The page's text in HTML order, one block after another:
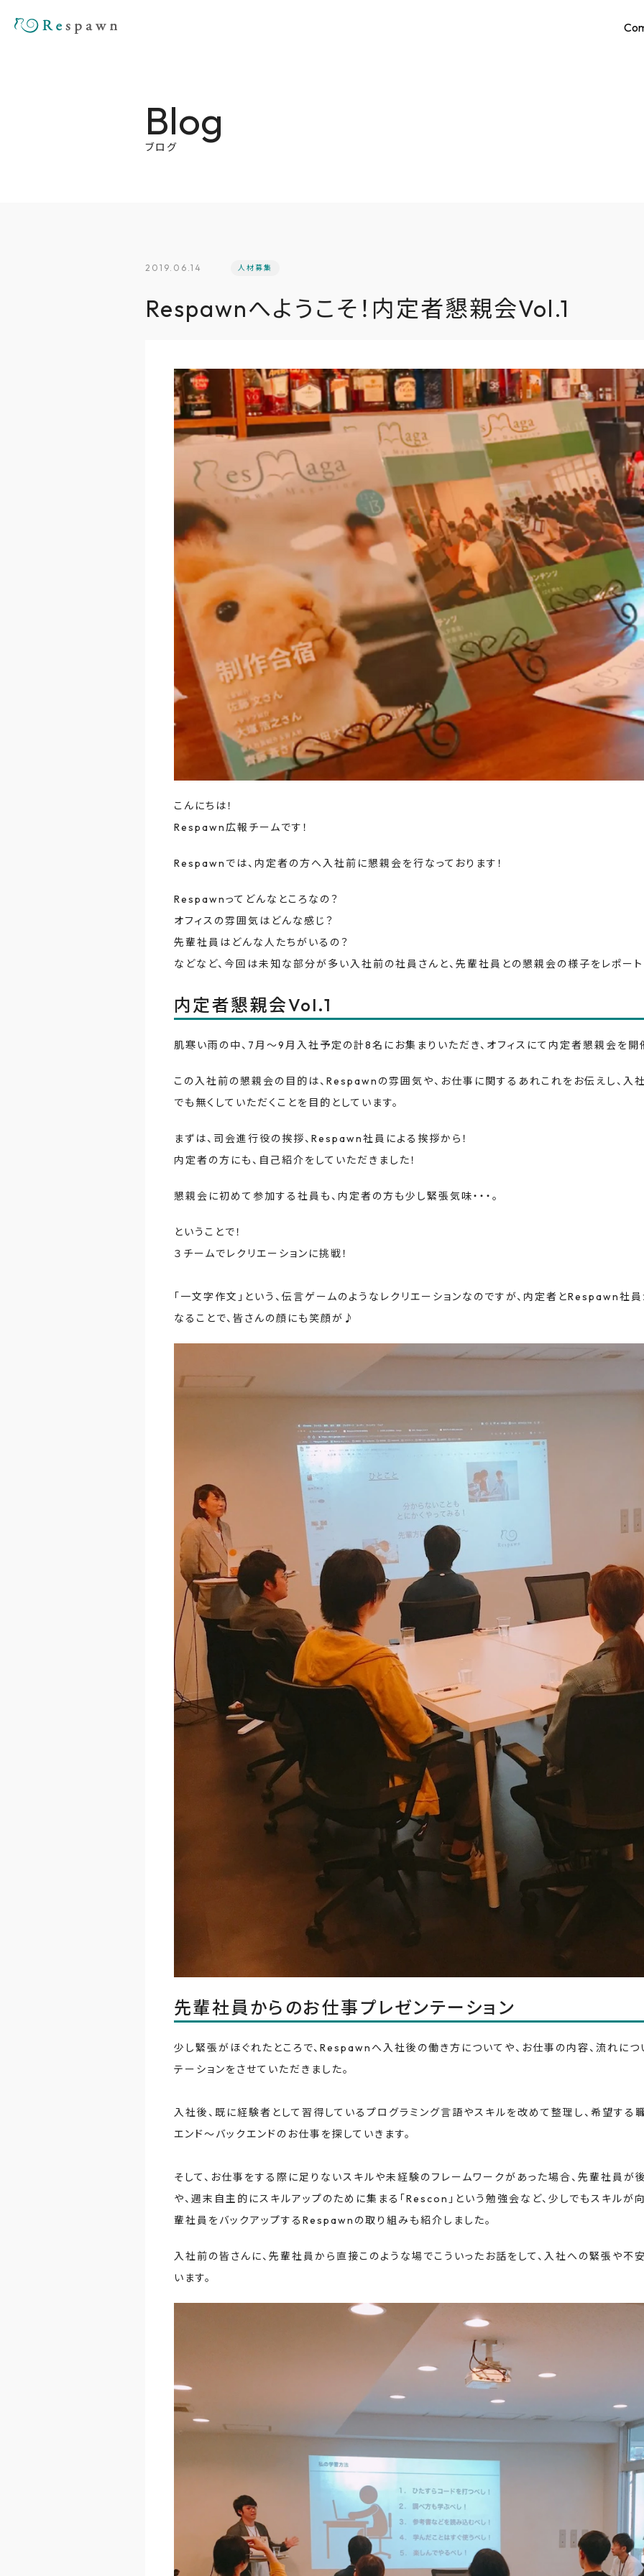
Blog
ブログ
2019.06.14 人材募集
Respawnへようこそ！内定者懇親会Vol.1
こんにちは！
Respawn広報チームです！
Respawnでは、内定者の方へ入社前に懇親会を行なっております！
Respawnってどんなところなの？
オフィスの雰囲気はどんな感じ？
先輩社員はどんな人たちがいるの？
などなど、今回は未知な部分が多い入社前の社員さんと、先輩社員との懇親会の様子をレポート
内定者懇親会Vol.1
肌寒い雨の中、7月〜9月入社予定の計8名にお集まりいただき、オフィスにて内定者懇親会を開
この入社前の懇親会の目的は、Respawnの雰囲気や、お仕事に関するあれこれをお伝えし、入
でも無くしていただくことを目的としています。
まずは、司会進行役の挨拶、Respawn社員による挨拶から！
内定者の方にも、自己紹介をしていただきました！
懇親会に初めて参加する社員も、内定者の方も少し緊張気味・・・。
ということで！
３チームでレクリエーションに挑戦！
「一文字作文」という、伝言ゲームのようなレクリエーションなのですが、内定者とRespawn社
なることで、皆さんの顔にも笑顔が♪
先輩社員からのお仕事プレゼンテーション
少し緊張がほぐれたところで、Respawnへ入社後の働き方についてや、お仕事の内容、流れに
テーションをさせていただきました。
入社後、既に経験者として習得しているプログラミング言語やスキルを改めて整理し、希望する
エンド〜バックエンドのお仕事を探していきます。
そして、お仕事をする際に足りないスキルや未経験のフレームワークがあった場合、先輩社員
や、週末自主的にスキルアップのために集まる「Rescon」という勉強会など、少しでもスキルが
輩社員をバックアップするRespawnの取り組みも紹介しました。
入社前の皆さんに、先輩社員から直接このような場でこういったお話をして、入社への緊張や不
います。